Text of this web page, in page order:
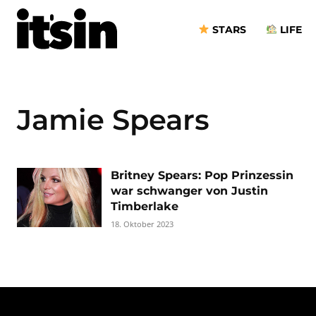
STARS LIFE
Jamie Spears
Britney Spears: Pop Prinzessin
war schwanger von Justin
Timberlake
18. Oktober 2023